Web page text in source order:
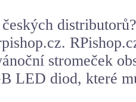
stromeček
LED diod, které